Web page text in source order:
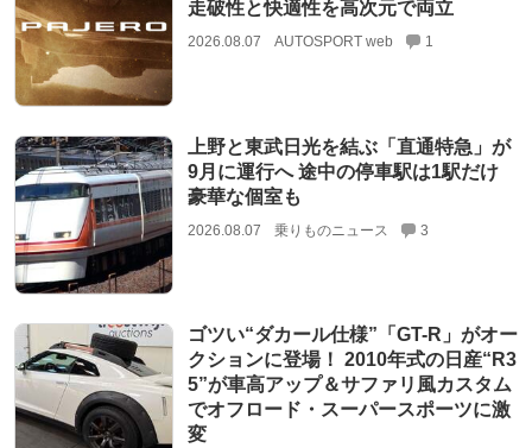
走破性と快適性を高次元で両立
2026.08.07 AUTOSPORT web 1
上野と東武日光を結ぶ「直通特急」が
9月に運行へ 途中の停車駅は1駅だけ
豪華な個室も
2026.08.07 乗りものニュース 3
ゴツい“ダカール仕様”「GT-R」がオー
クションに登場！ 2010年式の日産“R3
5”が車高アップ＆サファリ風カスタム
でオフロード・スーパースポーツに激
変